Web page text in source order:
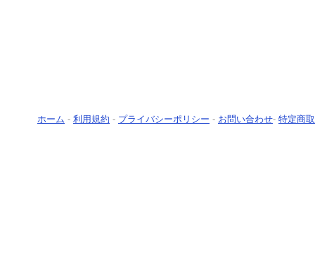
ホーム - 利用規約 - プライバシーポリシー - お問い合わせ- 特定商